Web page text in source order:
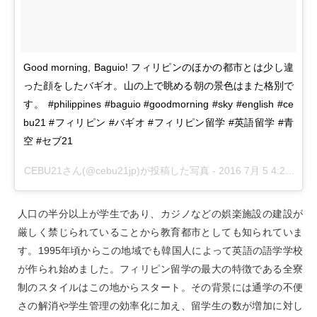
Good morning, Baguio! フィリピンのほかの都市とは少し違
った顔をしたバギオ。山の上で眺める朝の景色はまた格別で
す。 #philippines #baguio #goodmorning #sky #english #ce
bu21 #フィリピン #バギオ #フィリピン留学 #英語留学 #青
空 #セブ21
CEBU21さん(@cebu21jp)が投稿した写真 - 2016 7月 5 4:24午後 PDT
人口の半分以上が学生であり、カジノなどの娯楽施設の建設が
厳しく禁じられていることから教育都市としても知られていま
す。1995年頃からこの地域でも韓国人によって英語の語学学校
が作られ始めました。フィリピン留学の最大の特徴である全寮
制のスタイルはこの地からスタート。その背景には通学の不便
さの解消や学生管理の効率化に加え、留学生の数が増加に対し